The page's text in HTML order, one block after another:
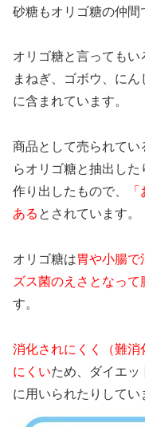
砂糖もオリゴ糖の仲間
オリゴ糖と言っても
まねぎ、ゴボウ、に
に含まれています。
商品として売られて
らオリゴ糖と抽出し
作り出したもので、
ある とされています。
オリゴ糖は胃や小腸で
ズス菌のえさとなっ
す。
消化されにくく（難
にくいため、ダイエッ
に用いられたりしてい